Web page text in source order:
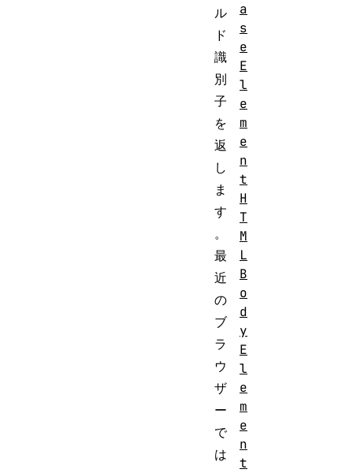
ル
ド
識
別
子
を
返
し
ま
す
。
最
近
の
ブ
ラ
ウ
ザ
ー
で
は
a
s
e
E
l
e
m
e
n
t
H
T
M
L
B
o
d
y
E
l
e
m
e
n
t